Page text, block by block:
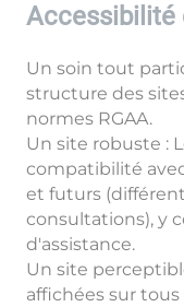
Accessibilité
Un soin tout
structure des
normes RGAA.
Un site robuste :
compatibilité
et futurs
consultations), y
d'assistance.
Un site
affichées sur